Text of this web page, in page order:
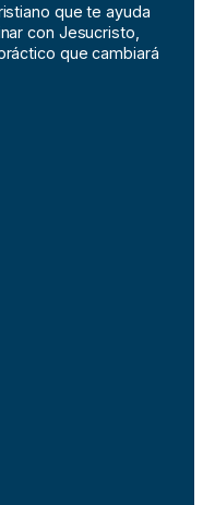
que te ayuda
con Jesucristo,
que cambiará